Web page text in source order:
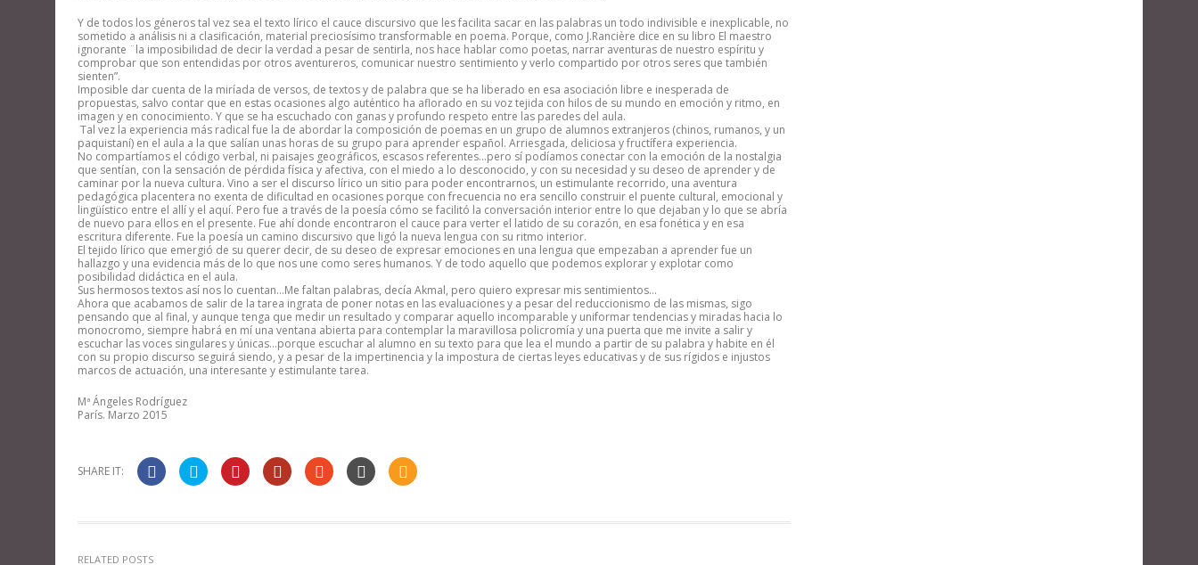
Y de todos los géneros tal vez sea el texto lírico el cauce discursivo que les facilita sacar en las palabras un todo indivisible e inexplicable, no
sometido a análisis ni a clasificación, material preciosísimo transformable en poema. Porque, como J.Rancière dice en su libro El maestro
ignorante ¨la imposibilidad de decir la verdad a pesar de sentirla, nos hace hablar como poetas, narrar aventuras de nuestro espíritu y
comprobar que son entendidas por otros aventureros, comunicar nuestro sentimiento y verlo compartido por otros seres que también
sienten”.
Imposible dar cuenta de la miríada de versos, de textos y de palabra que se ha liberado en esa asociación libre e inesperada de
propuestas, salvo contar que en estas ocasiones algo auténtico ha aflorado en su voz tejida con hilos de su mundo en emoción y ritmo, en
imagen y en conocimiento. Y que se ha escuchado con ganas y profundo respeto entre las paredes del aula.
Tal vez la experiencia más radical fue la de abordar la composición de poemas en un grupo de alumnos extranjeros (chinos, rumanos, y un
paquistaní) en el aula a la que salían unas horas de su grupo para aprender español. Arriesgada, deliciosa y fructífera experiencia.
No compartíamos el código verbal, ni paisajes geográficos, escasos referentes…pero sí podíamos conectar con la emoción de la nostalgia
que sentían, con la sensación de pérdida física y afectiva, con el miedo a lo desconocido, y con su necesidad y su deseo de aprender y de
caminar por la nueva cultura. Vino a ser el discurso lírico un sitio para poder encontrarnos, un estimulante recorrido, una aventura
pedagógica placentera no exenta de dificultad en ocasiones porque con frecuencia no era sencillo construir el puente cultural, emocional y
lingüístico entre el allí y el aquí. Pero fue a través de la poesía cómo se facilitó la conversación interior entre lo que dejaban y lo que se abría
de nuevo para ellos en el presente. Fue ahí donde encontraron el cauce para verter el latido de su corazón, en esa fonética y en esa
escritura diferente. Fue la poesía un camino discursivo que ligó la nueva lengua con su ritmo interior.
El tejido lírico que emergió de su querer decir, de su deseo de expresar emociones en una lengua que empezaban a aprender fue un
hallazgo y una evidencia más de lo que nos une como seres humanos. Y de todo aquello que podemos explorar y explotar como
posibilidad didáctica en el aula.
Sus hermosos textos así nos lo cuentan…Me faltan palabras, decía Akmal, pero quiero expresar mis sentimientos…
Ahora que acabamos de salir de la tarea ingrata de poner notas en las evaluaciones y a pesar del reduccionismo de las mismas, sigo
pensando que al final, y aunque tenga que medir un resultado y comparar aquello incomparable y uniformar tendencias y miradas hacia lo
monocromo, siempre habrá en mí una ventana abierta para contemplar la maravillosa policromía y una puerta que me invite a salir y
escuchar las voces singulares y únicas…porque escuchar al alumno en su texto para que lea el mundo a partir de su palabra y habite en él
con su propio discurso seguirá siendo, y a pesar de la impertinencia y la impostura de ciertas leyes educativas y de sus rígidos e injustos
marcos de actuación, una interesante y estimulante tarea.
Mª Ángeles Rodríguez
París. Marzo 2015
SHARE IT:
RELATED POSTS